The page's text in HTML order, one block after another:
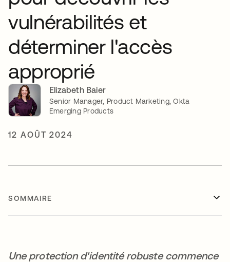
vulnérabilités et
déterminer l'accès
approprié
Elizabeth Baier
Senior Manager, Product Marketing, Okta
Emerging Products
12 AOÛT 2024
SOMMAIRE
Une protection d'identité robuste commence